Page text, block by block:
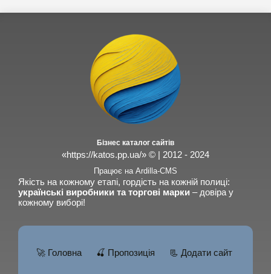
Бізнес каталог сайтів
«https://katos.pp.ua/» © | 2012 - 2024
Працює на Ardilla-CMS
Якість на кожному етапі, гордість на кожній полиці:
українські виробники та торгові марки – довіра у
кожному виборі!
🚀 Головна 🍒 Пропозиція 📃 Додати сайт